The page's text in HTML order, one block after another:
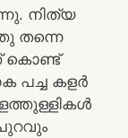
നിത്യ
തന്നെ
കൊണ്ട്
പച്ച കളർ
പുറവും